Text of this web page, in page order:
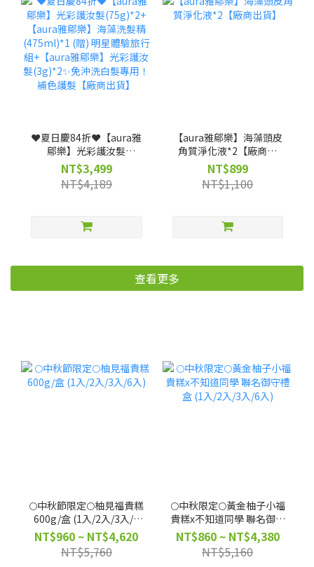
❤️夏日慶84折❤️【aura雅
鄔樂】光彩護汝髮
(75g)*2+【aura雅鄔樂】
海藻洗髮精 (475ml)*1
(贈) 明星體驗旅行組+
用！補色護髮【廠商出
NT$3,499
NT$4,189
【aura雅鄔樂】海藻頭皮
角質淨化液*2【廠商出
貨】
NT$899
NT$1,100
查看更多
🌕中秋節限定🌕柚見福貴糕
600g/盒 (1入/2入/3入/6
入)
NT$960 ~ NT$4,620
NT$5,760
🌕中秋限定🌕黃金柚子小福
貴糕x不知道同學 聯名御守
禮盒 (1入/2入/3入/6入)
NT$860 ~ NT$4,380
NT$5,160